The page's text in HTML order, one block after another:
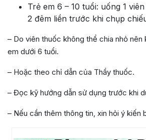
Trẻ em 6 – 10 tuổi: uống 1
2 đêm liền trước khi chụp
– Do viên thuốc không thể chia nhỏ nên
em dưới 6 tuổi.
– Hoặc theo chỉ dẫn của Thầy thuốc.
– Đọc kỹ hướng dẫn sử dụng trước khi
– Nếu cần thêm thông tin, xin hỏi ý kiến